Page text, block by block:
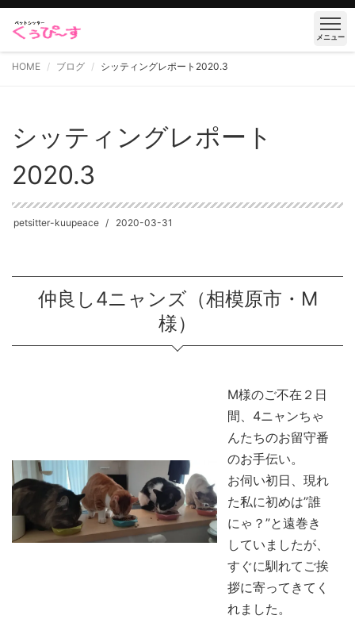
メニュー
HOME ブログ シッティングレポート2020.3
シッティングレポート
2020.3
petsitter-kuupeace 2020-03-31
仲良し4ニャンズ（相模原市・M
様）
M様のご不在２日
間、4ニャンちゃ
んたちのお留守番
のお手伝い。
お伺い初日、現れ
た私に初めは”誰
にゃ？”と遠巻き
していましたが、
すぐに馴れてご挨
拶に寄ってきてく
れました。